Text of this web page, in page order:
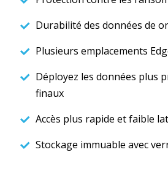
Durabilité des données de
Plusieurs emplacements
Déployez les données plus
finaux
Accès plus rapide et faible
Stockage immuable avec